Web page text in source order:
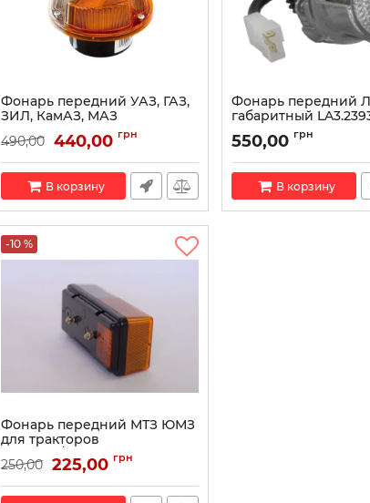
Фонарь передний УАЗ, ГАЗ,
ЗИЛ, КамАЗ, МАЗ
габаритный 112.02.22 (пр-во
Руденск)
Артикул: 112.02.22
490,00 440,00 грн
В корзину
Фонарь передний
габаритный
Артикул: LA3.23930
550,00 грн
В корзину
-10 %
Фонарь передний МТЗ ЮМЗ
для тракторов
23.3.04.12/231.3.04.12 (пр-во
АЕА)
Артикул: 23.3.04.12/231.3.04.12
250,00 225,00 грн